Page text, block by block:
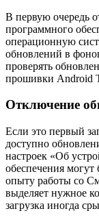
В первую очередь
программного
операционную
обновлений в
проверять
прошивки Android
Отключение
Если это первый
доступно
настроек «Об
обеспечения
опыту работы со
выделяет нужное
загрузка иногда